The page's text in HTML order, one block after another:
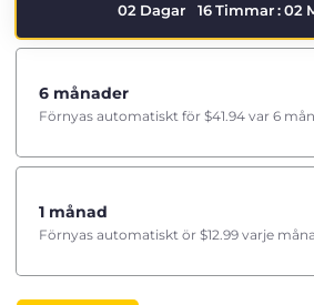
02 Dagar 16 Timmar : 02
6 månader
Förnyas automatiskt för $41.94 var 6
1 månad
Förnyas automatiskt ör $12.99 varje